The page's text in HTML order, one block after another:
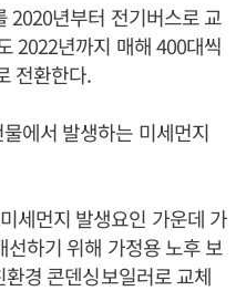
2020년부터 전기버스로 교
2022년까지 매해 400대씩
전환한다.
에서 발생하는 미세먼지
세먼지 발생요인 가운데 가
하기 위해 가정용 노후 보
경 콘덴싱보일러로 교체